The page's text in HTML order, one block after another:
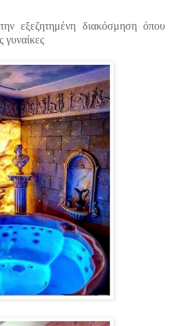
εξεζητημένη διακόσμηση όπου
γυναίκες